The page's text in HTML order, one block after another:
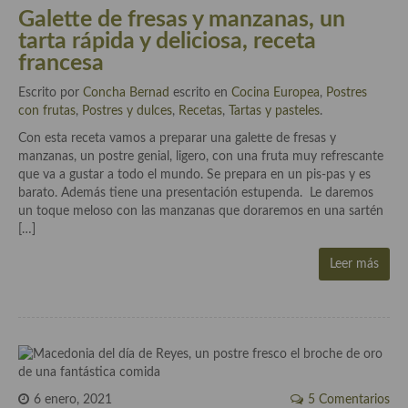
El mundo del vino y las bebidas
Tiendas especiales
Especias, hierbas, condimentos, espesantes y aditivos
Historia de la gastronomía, platos celebres, cocineros, críticos,
historias culinarias y otras cosas
Origen y evolución de la comida
En El Candelero
Galette de fresas y manzanas, un
tarta rápida y deliciosa, receta
francesa
Escrito por Concha Bernad escrito en Cocina Europea, Postres
con frutas, Postres y dulces, Recetas, Tartas y pasteles.
Con esta receta vamos a preparar una galette de fresas y
manzanas, un postre genial, ligero, con una fruta muy refrescante
que va a gustar a todo el mundo. Se prepara en un pis-pas y es
barato. Además tiene una presentación estupenda. Le daremos
un toque meloso con las manzanas que doraremos en una sartén
[…]
Leer más
6 enero, 2021 5 Comentarios